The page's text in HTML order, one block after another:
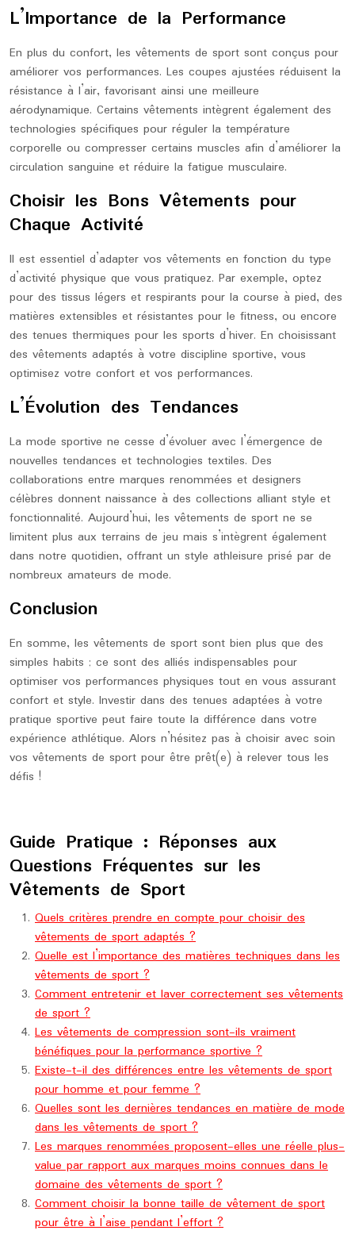
L’Importance de la Performance
En plus du confort, les vêtements de sport sont conçus pour
améliorer vos performances. Les coupes ajustées réduisent la
résistance à l’air, favorisant ainsi une meilleure
aérodynamique. Certains vêtements intègrent également des
technologies spécifiques pour réguler la température
corporelle ou compresser certains muscles afin d’améliorer la
circulation sanguine et réduire la fatigue musculaire.
Choisir les Bons Vêtements pour
Chaque Activité
Il est essentiel d’adapter vos vêtements en fonction du type
d’activité physique que vous pratiquez. Par exemple, optez
pour des tissus légers et respirants pour la course à pied, des
matières extensibles et résistantes pour le fitness, ou encore
des tenues thermiques pour les sports d’hiver. En choisissant
des vêtements adaptés à votre discipline sportive, vous
optimisez votre confort et vos performances.
L’Évolution des Tendances
La mode sportive ne cesse d’évoluer avec l’émergence de
nouvelles tendances et technologies textiles. Des
collaborations entre marques renommées et designers
célèbres donnent naissance à des collections alliant style et
fonctionnalité. Aujourd’hui, les vêtements de sport ne se
limitent plus aux terrains de jeu mais s’intègrent également
dans notre quotidien, offrant un style athleisure prisé par de
nombreux amateurs de mode.
Conclusion
En somme, les vêtements de sport sont bien plus que des
simples habits ; ce sont des alliés indispensables pour
optimiser vos performances physiques tout en vous assurant
confort et style. Investir dans des tenues adaptées à votre
pratique sportive peut faire toute la différence dans votre
expérience athlétique. Alors n’hésitez pas à choisir avec soin
vos vêtements de sport pour être prêt(e) à relever tous les
défis !
Guide Pratique : Réponses aux
Questions Fréquentes sur les
Vêtements de Sport
Quels critères prendre en compte pour choisir des
vêtements de sport adaptés ?
Quelle est l’importance des matières techniques dans les
vêtements de sport ?
Comment entretenir et laver correctement ses vêtements
de sport ?
Les vêtements de compression sont-ils vraiment
bénéfiques pour la performance sportive ?
Existe-t-il des différences entre les vêtements de sport
pour homme et pour femme ?
Quelles sont les dernières tendances en matière de mode
dans les vêtements de sport ?
Les marques renommées proposent-elles une réelle plus-
value par rapport aux marques moins connues dans le
domaine des vêtements de sport ?
Comment choisir la bonne taille de vêtement de sport
pour être à l’aise pendant l’effort ?